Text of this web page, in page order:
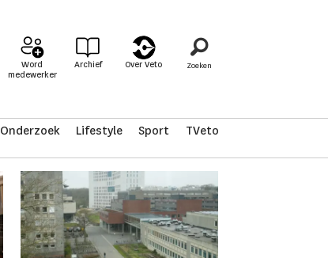
Word
medewerker
Archief Over Veto
Onderzoek Lifestyle Sport TVeto